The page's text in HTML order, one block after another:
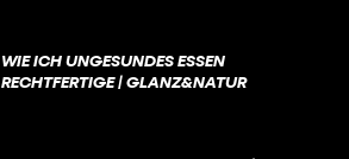
WIE ICH UNGESUNDES ESSEN
RECHTFERTIGE | GLANZ&NATUR